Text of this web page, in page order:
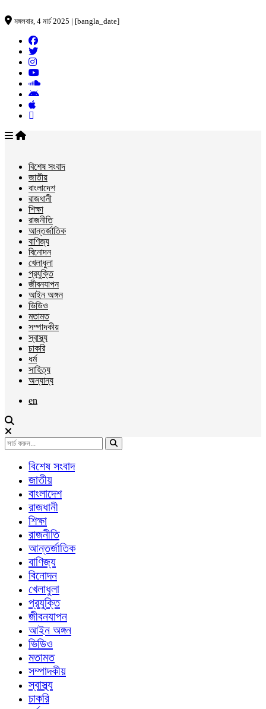
মঙ্গলবার, 4 মার্চ 2025 | [bangla_date]
বিশেষ সংবাদ
জাতীয়
বাংলাদেশ
রাজধানী
শিক্ষা
রাজনীতি
আন্তর্জাতিক
বাণিজ্য
বিনোদন
খেলাধুলা
প্রযুক্তি
জীবনযাপন
আইন অঙ্গন
ভিডিও
মতামত
সম্পাদকীয়
স্বাস্থ্য
চাকরি
ধর্ম
সাহিত্য
অন্যান্য
en
বিশেষ সংবাদ
জাতীয়
বাংলাদেশ
রাজধানী
শিক্ষা
রাজনীতি
আন্তর্জাতিক
বাণিজ্য
বিনোদন
খেলাধুলা
প্রযুক্তি
জীবনযাপন
আইন অঙ্গন
ভিডিও
মতামত
সম্পাদকীয়
স্বাস্থ্য
চাকরি